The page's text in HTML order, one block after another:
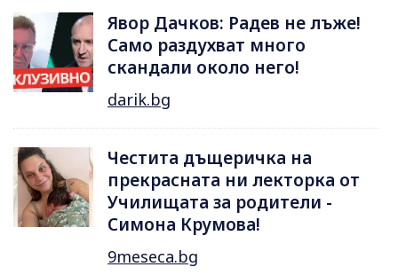
Явор Дачков: Радев не лъже!
Само раздухват много
скандали около него!
darik.bg
Честита дъщеричка на
прекрасната ни лекторка от
Училищата за родители -
Симона Крумова!
9meseca.bg